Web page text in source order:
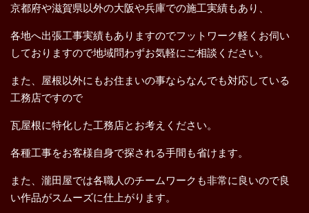
京都府や滋賀県以外の大阪や兵庫での施工実績もあり、
各地へ出張工事実績もありますのでフットワーク軽くお伺い
しておりますので地域問わずお気軽にご相談ください。
また、屋根以外にもお住まいの事ならなんでも対応している
工務店ですので
瓦屋根に特化した工務店とお考えください。
各種工事をお客様自身で探される手間も省けます。
また、瀧田屋では各職人のチームワークも非常に良いので良
い作品がスムーズに仕上がります。